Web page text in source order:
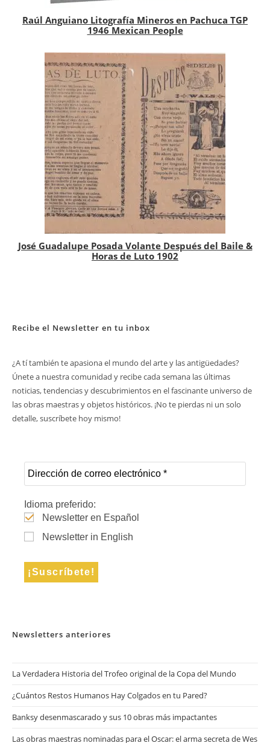
Raúl Anguiano Litografía Mineros en Pachuca TGP
1946 Mexican People
José Guadalupe Posada Volante Después del Baile &
Horas de Luto 1902
Recibe el Newsletter en tu inbox
¿A tí también te apasiona el mundo del arte y las antigüedades?
Únete a nuestra comunidad y recibe cada semana las últimas
noticias, tendencias y descubrimientos en el fascinante universo de
las obras maestras y objetos históricos. ¡No te pierdas ni un solo
detalle, suscríbete hoy mismo!
Idioma preferido:
Newsletter en Español
Newsletter in English
Newsletters anteriores
La Verdadera Historia del Trofeo original de la Copa del Mundo
¿Cuántos Restos Humanos Hay Colgados en tu Pared?
Banksy desenmascarado y sus 10 obras más impactantes
Las obras maestras nominadas para el Oscar: el arma secreta de Wes